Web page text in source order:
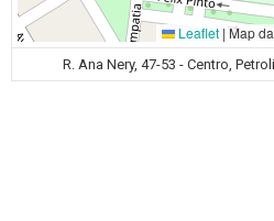
Leaflet |Map
R. Ana Nery, 47-53 - Centro,